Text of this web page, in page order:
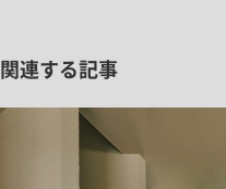
関連する記事